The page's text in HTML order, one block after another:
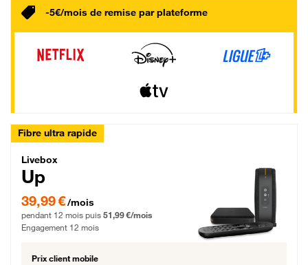
-5€/mois de remise par plateforme
Fibre ultra rapide
Livebox Up Fibre
Livebox
Up
39,99 € par mois pendant 12 mois puis 51,99 € par mois, Engagement 12 mois
39,99 €/mois
pendant 12 mois puis 51,99 €/mois
Engagement 12 mois
Prix client mobile